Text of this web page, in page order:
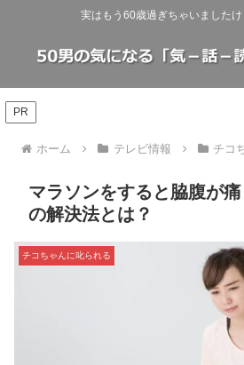
実はもう60歳過ぎちゃいました
PR
ホーム テレビ情報 チコ
マラソンをすると脇腹が
の解決法とは？
チコちゃんに叱られる